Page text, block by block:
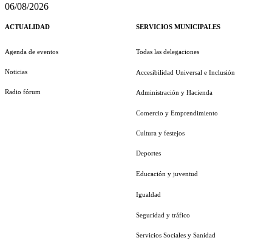
06/08/2026
ACTUALIDAD
Agenda de eventos
Noticias
Radio fórum
SERVICIOS MUNICIPALES
Todas las delegaciones
Accesibilidad Universal e Inclusión
Administración y Hacienda
Comercio y Emprendimiento
Cultura y festejos
Deportes
Educación y juventud
Igualdad
Seguridad y tráfico
Servicios Sociales y Sanidad